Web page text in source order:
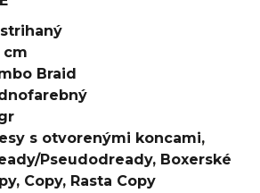
cm
Braid
s otvorenými koncami,
Pseudodready, Boxerské
, Copy, Rasta Copy